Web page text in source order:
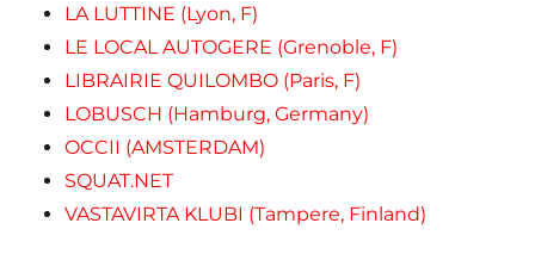
LA LUTTINE (Lyon, F)
LE LOCAL AUTOGERE (Grenoble, F)
LIBRAIRIE QUILOMBO (Paris, F)
LOBUSCH (Hamburg, Germany)
OCCII (AMSTERDAM)
SQUAT.NET
VASTAVIRTA KLUBI (Tampere, Finland)